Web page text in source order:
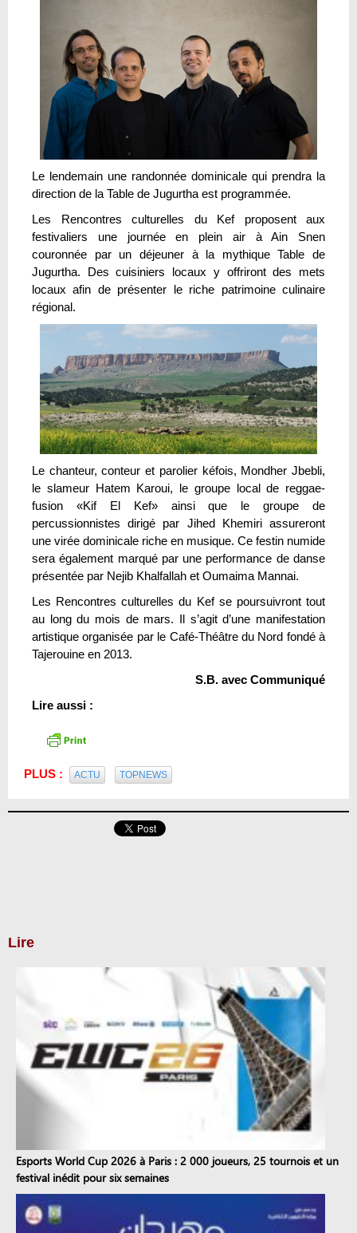
Le lendemain une randonnée dominicale qui prendra la
direction de la Table de Jugurtha est programmée.
Les Rencontres culturelles du Kef proposent aux
festivaliers une journée en plein air à Ain Snen
couronnée par un déjeuner à la mythique Table de
Jugurtha. Des cuisiniers locaux y offriront des mets
locaux afin de présenter le riche patrimoine culinaire
régional.
Le chanteur, conteur et parolier kéfois, Mondher Jbebli,
le slameur Hatem Karoui, le groupe local de reggae-
fusion «Kif El Kef» ainsi que le groupe de
percussionnistes dirigé par Jihed Khemiri assureront
une virée dominicale riche en musique. Ce festin numide
sera également marqué par une performance de danse
présentée par Nejib Khalfallah et Oumaima Mannai.
Les Rencontres culturelles du Kef se poursuivront tout
au long du mois de mars. Il s’agit d’une manifestation
artistique organisée par le Café-Théâtre du Nord fondé à
Tajerouine en 2013.
S.B. avec Communiqué
Lire aussi :
PLUS : ACTU TOPNEWS
Lire
Esports World Cup 2026 à Paris : 2 000 joueurs, 25 tournois et un
festival inédit pour six semaines